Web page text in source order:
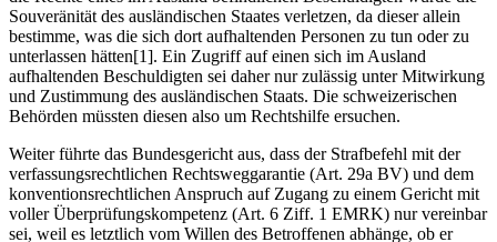
Souveränität des ausländischen Staates verletzen, da dieser allein
bestimme, was die sich dort aufhaltenden Personen zu tun oder zu
unterlassen hätten[1]. Ein Zugriff auf einen sich im Ausland
aufhaltenden Beschuldigten sei daher nur zulässig unter Mitwirkung
und Zustimmung des ausländischen Staats. Die schweizerischen
Behörden müssten diesen also um Rechtshilfe ersuchen.
Weiter führte das Bundesgericht aus, dass der Strafbefehl mit der
verfassungsrechtlichen Rechtsweggarantie (Art. 29a BV) und dem
konventionsrechtlichen Anspruch auf Zugang zu einem Gericht mit
voller Überprüfungskompetenz (Art. 6 Ziff. 1 EMRK) nur vereinbar
sei, weil es letztlich vom Willen des Betroffenen abhänge, ob er